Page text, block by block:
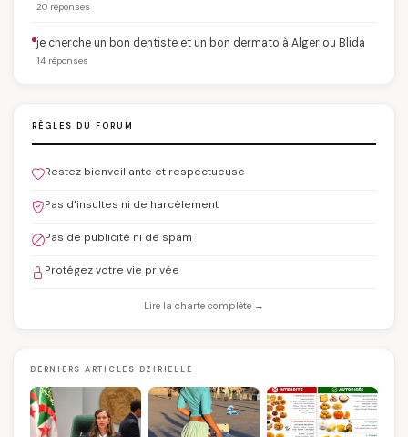
20 réponses
je cherche un bon dentiste et un bon dermato à Alger ou Blida
14 réponses
RÈGLES DU FORUM
Restez bienveillante et respectueuse
Pas d'insultes ni de harcèlement
Pas de publicité ni de spam
Protégez votre vie privée
Lire la charte complète →
DERNIERS ARTICLES DZIRIELLE